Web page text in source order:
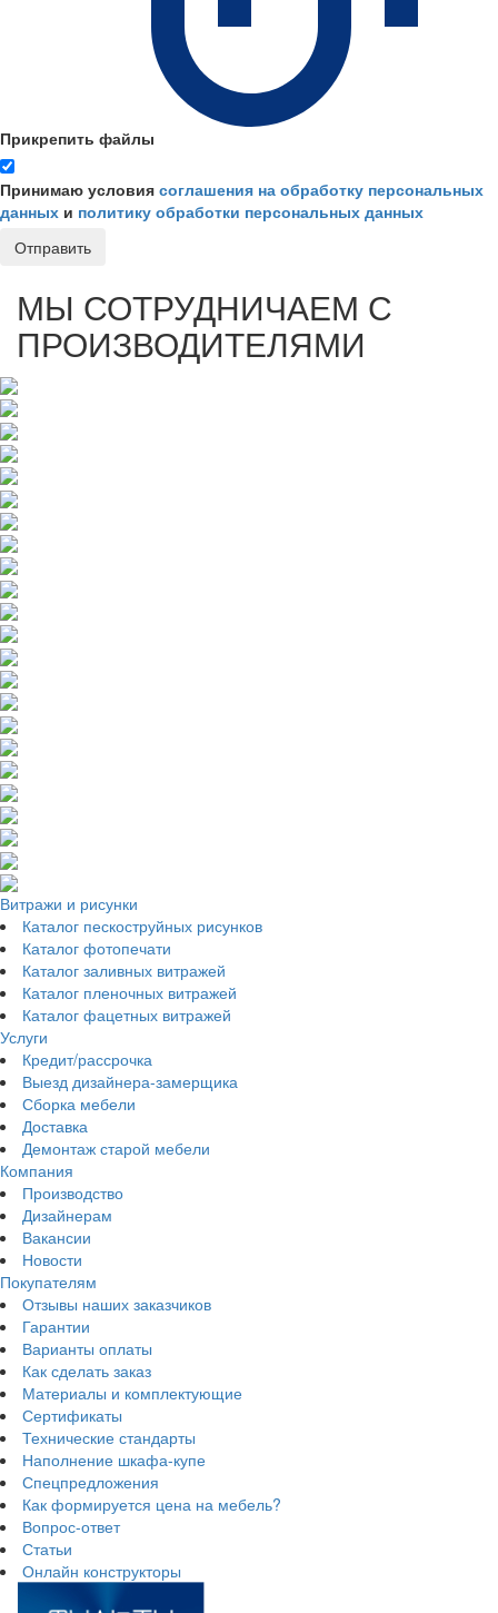
Прикрепить файлы
Принимаю условия соглашения на обработку персональных
данных и политику обработки персональных данных
Отправить
МЫ СОТРУДНИЧАЕМ С
ПРОИЗВОДИТЕЛЯМИ
Витражи и рисунки
Каталог пескоструйных рисунков
Каталог фотопечати
Каталог заливных витражей
Каталог пленочных витражей
Каталог фацетных витражей
Услуги
Кредит/рассрочка
Выезд дизайнера-замерщика
Сборка мебели
Доставка
Демонтаж старой мебели
Компания
Производство
Дизайнерам
Вакансии
Новости
Покупателям
Отзывы наших заказчиков
Гарантии
Варианты оплаты
Как сделать заказ
Материалы и комплектующие
Сертификаты
Технические стандарты
Наполнение шкафа-купе
Спецпредложения
Как формируется цена на мебель?
Вопрос-ответ
Статьи
Онлайн конструкторы